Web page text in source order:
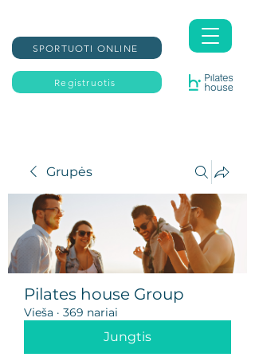
Registruotis
SPORTUOTI ONLINE
Grupės
Pilates house Group
Vieša · 369 nariai
Jungtis